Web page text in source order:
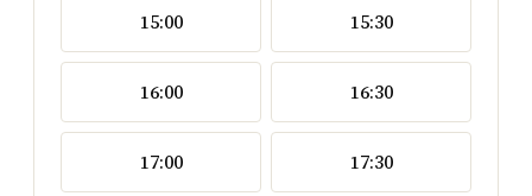
15:00 15:30
16:00 16:30
17:00 17:30